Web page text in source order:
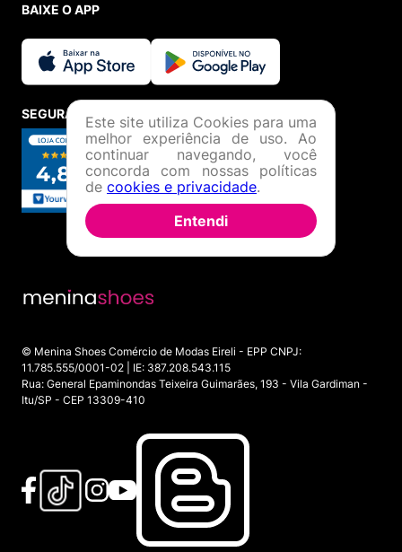
BAIXE O APP
SEGURANÇA E CREDIBILIDADE
© Menina Shoes Comércio de Modas Eireli - EPP CNPJ:
11.785.555/0001-02 | IE: 387.208.543.115
Rua: General Epaminondas Teixeira Guimarães, 193 - Vila Gardiman -
Itu/SP - CEP 13309-410
Este site utiliza Cookies para uma
melhor experiência de uso. Ao
continuar navegando, você
concorda com nossas políticas
de cookies e privacidade.
Entendi